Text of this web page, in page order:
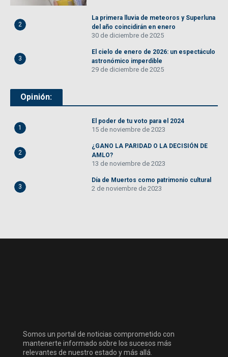
2
La primera lluvia de meteoros y Superluna
del año coincidirán en enero
30 de diciembre de 2025
3
El cielo de enero de 2026: un espectáculo
astronómico imperdible
29 de diciembre de 2025
Opinión:
1
El poder de tu voto para el 2024
15 de noviembre de 2023
2
¿GANO LA PARIDAD O LA DECISIÓN DE
AMLO?
13 de noviembre de 2023
3
Día de Muertos como patrimonio cultural
2 de noviembre de 2023
Somos un portal de noticias comprometido con
mantenerte informado sobre los sucesos más
relevantes de nuestro estado y más allá.